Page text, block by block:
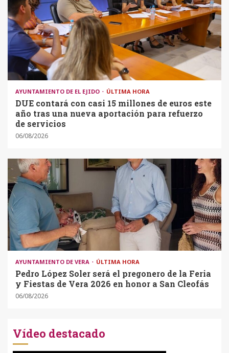
AYUNTAMIENTO DE EL EJIDO ÚLTIMA HORA
DUE contará con casi 15 millones de euros este
año tras una nueva aportación para refuerzo
de servicios
06/08/2026
AYUNTAMIENTO DE VERA ÚLTIMA HORA
Pedro López Soler será el pregonero de la Feria
y Fiestas de Vera 2026 en honor a San Cleofás
06/08/2026
Vídeo destacado